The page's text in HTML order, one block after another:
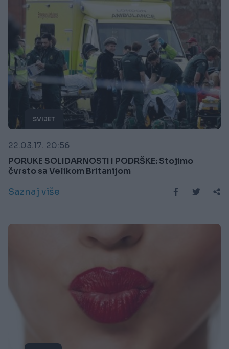
SVIJET
22.03.17. 20:56
PORUKE SOLIDARNOSTI I PODRŠKE: Stojimo
čvrsto sa Velikom Britanijom
Saznaj više